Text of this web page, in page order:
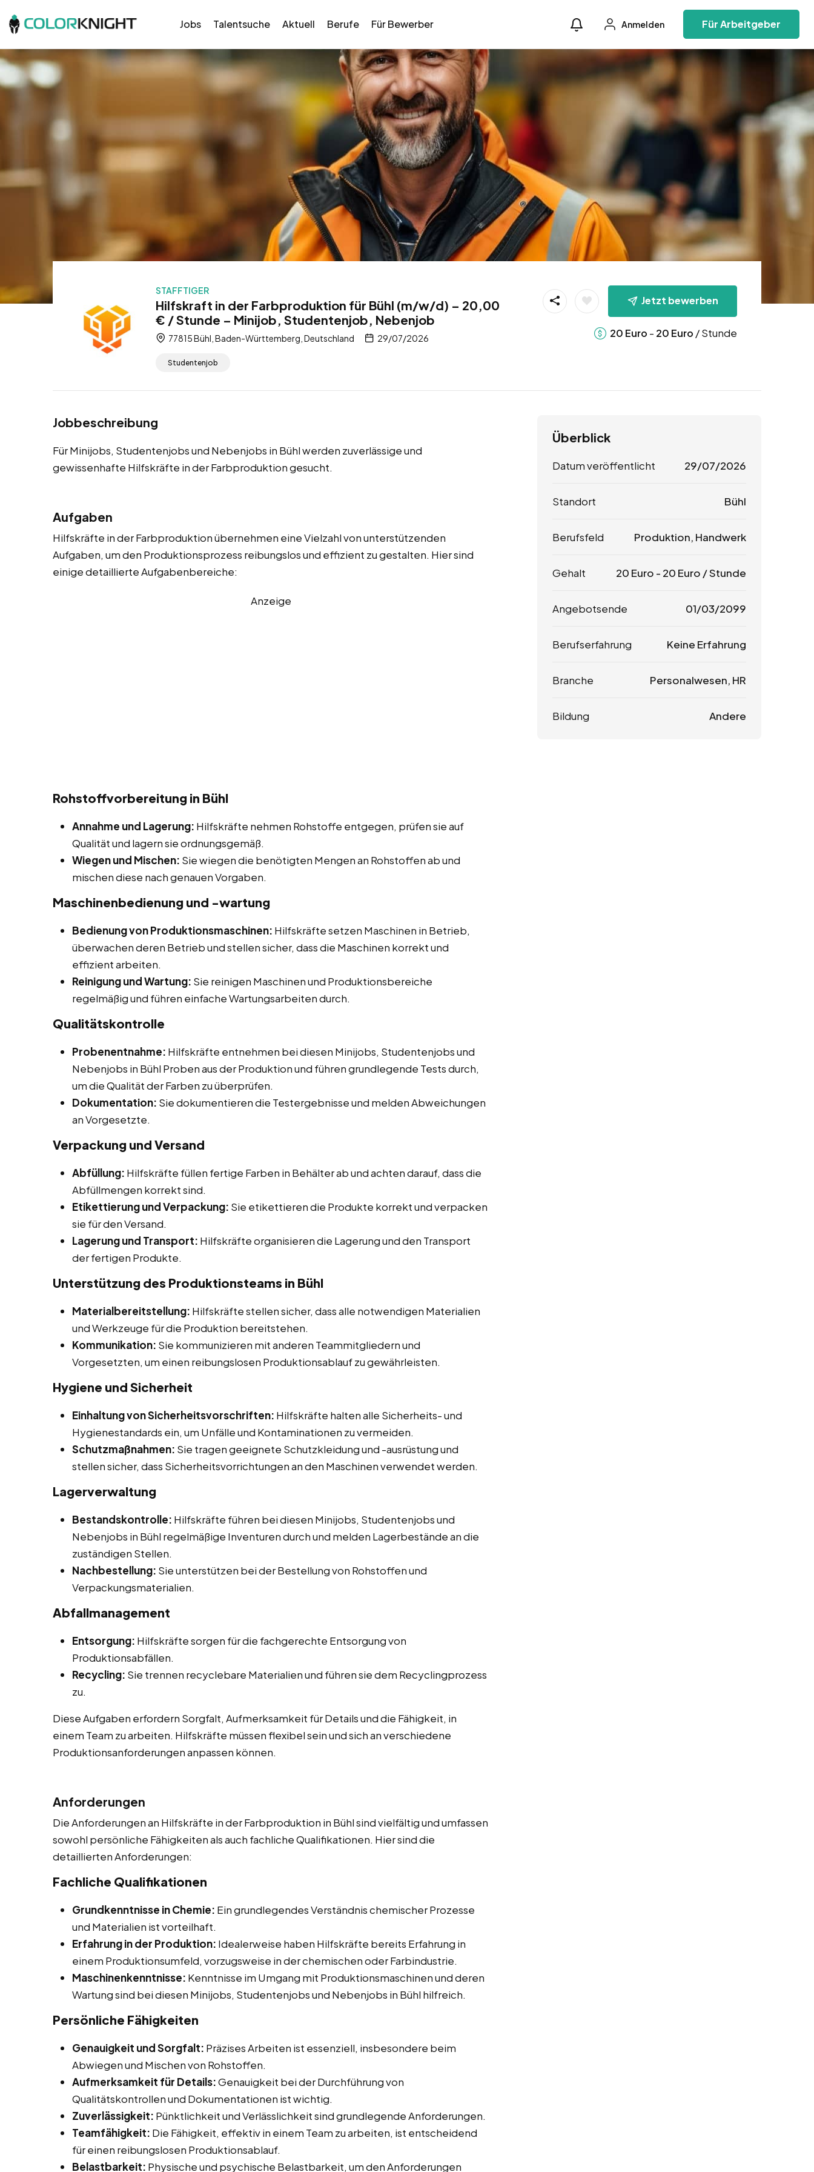
Jobs Talentsuche Aktuell Berufe Für Bewerber Anmelden Für Arbeitgeber
STAFFTIGER
Hilfskraft in der Farbproduktion für Bühl (m/w/d) – 20,00
€ / Stunde – Minijob, Studentenjob, Nebenjob
77815 Bühl, Baden-Württemberg, Deutschland 29/07/2026
Studentenjob
Jetzt bewerben
20 Euro - 20 Euro / Stunde
Jobbeschreibung
Für Minijobs, Studentenjobs und Nebenjobs in Bühl werden zuverlässige und
gewissenhafte Hilfskräfte in der Farbproduktion gesucht.
Aufgaben
Hilfskräfte in der Farbproduktion übernehmen eine Vielzahl von unterstützenden
Aufgaben, um den Produktionsprozess reibungslos und effizient zu gestalten. Hier sind
einige detaillierte Aufgabenbereiche:
Anzeige
Rohstoffvorbereitung in Bühl
Annahme und Lagerung: Hilfskräfte nehmen Rohstoffe entgegen, prüfen sie auf
Qualität und lagern sie ordnungsgemäß.
Wiegen und Mischen: Sie wiegen die benötigten Mengen an Rohstoffen ab und
mischen diese nach genauen Vorgaben.
Maschinenbedienung und -wartung
Bedienung von Produktionsmaschinen: Hilfskräfte setzen Maschinen in Betrieb,
überwachen deren Betrieb und stellen sicher, dass die Maschinen korrekt und
effizient arbeiten.
Reinigung und Wartung: Sie reinigen Maschinen und Produktionsbereiche
regelmäßig und führen einfache Wartungsarbeiten durch.
Qualitätskontrolle
Probenentnahme: Hilfskräfte entnehmen bei diesen Minijobs, Studentenjobs und
Nebenjobs in Bühl Proben aus der Produktion und führen grundlegende Tests durch,
um die Qualität der Farben zu überprüfen.
Dokumentation: Sie dokumentieren die Testergebnisse und melden Abweichungen
an Vorgesetzte.
Verpackung und Versand
Abfüllung: Hilfskräfte füllen fertige Farben in Behälter ab und achten darauf, dass die
Abfüllmengen korrekt sind.
Etikettierung und Verpackung: Sie etikettieren die Produkte korrekt und verpacken
sie für den Versand.
Lagerung und Transport: Hilfskräfte organisieren die Lagerung und den Transport
der fertigen Produkte.
Unterstützung des Produktionsteams in Bühl
Materialbereitstellung: Hilfskräfte stellen sicher, dass alle notwendigen Materialien
und Werkzeuge für die Produktion bereitstehen.
Kommunikation: Sie kommunizieren mit anderen Teammitgliedern und
Vorgesetzten, um einen reibungslosen Produktionsablauf zu gewährleisten.
Hygiene und Sicherheit
Einhaltung von Sicherheitsvorschriften: Hilfskräfte halten alle Sicherheits- und
Hygienestandards ein, um Unfälle und Kontaminationen zu vermeiden.
Schutzmaßnahmen: Sie tragen geeignete Schutzkleidung und -ausrüstung und
stellen sicher, dass Sicherheitsvorrichtungen an den Maschinen verwendet werden.
Lagerverwaltung
Bestandskontrolle: Hilfskräfte führen bei diesen Minijobs, Studentenjobs und
Nebenjobs in Bühl regelmäßige Inventuren durch und melden Lagerbestände an die
zuständigen Stellen.
Nachbestellung: Sie unterstützen bei der Bestellung von Rohstoffen und
Verpackungsmaterialien.
Abfallmanagement
Entsorgung: Hilfskräfte sorgen für die fachgerechte Entsorgung von
Produktionsabfällen.
Recycling: Sie trennen recyclebare Materialien und führen sie dem Recyclingprozess
zu.
Diese Aufgaben erfordern Sorgfalt, Aufmerksamkeit für Details und die Fähigkeit, in
einem Team zu arbeiten. Hilfskräfte müssen flexibel sein und sich an verschiedene
Produktionsanforderungen anpassen können.
Anforderungen
Die Anforderungen an Hilfskräfte in der Farbproduktion in Bühl sind vielfältig und umfassen
sowohl persönliche Fähigkeiten als auch fachliche Qualifikationen. Hier sind die
detaillierten Anforderungen:
Fachliche Qualifikationen
Grundkenntnisse in Chemie: Ein grundlegendes Verständnis chemischer Prozesse
und Materialien ist vorteilhaft.
Erfahrung in der Produktion: Idealerweise haben Hilfskräfte bereits Erfahrung in
einem Produktionsumfeld, vorzugsweise in der chemischen oder Farbindustrie.
Maschinenkenntnisse: Kenntnisse im Umgang mit Produktionsmaschinen und deren
Wartung sind bei diesen Minijobs, Studentenjobs und Nebenjobs in Bühl hilfreich.
Persönliche Fähigkeiten
Genauigkeit und Sorgfalt: Präzises Arbeiten ist essenziell, insbesondere beim
Abwiegen und Mischen von Rohstoffen.
Aufmerksamkeit für Details:Genauigkeit bei der Durchführung von
Qualitätskontrollen und Dokumentationen ist wichtig.
Zuverlässigkeit: Pünktlichkeit und Verlässlichkeit sind grundlegende Anforderungen.
Teamfähigkeit: Die Fähigkeit, effektiv in einem Team zu arbeiten, ist entscheidend
für einen reibungslosen Produktionsablauf.
Belastbarkeit: Physische und psychische Belastbarkeit, um den Anforderungen
Überblick
Datum veröffentlicht 29/07/2026
Standort Bühl
Berufsfeld Produktion, Handwerk
Gehalt 20 Euro - 20 Euro / Stunde
Angebotsende 01/03/2099
Berufserfahrung Keine Erfahrung
Branche Personalwesen, HR
Bildung Andere